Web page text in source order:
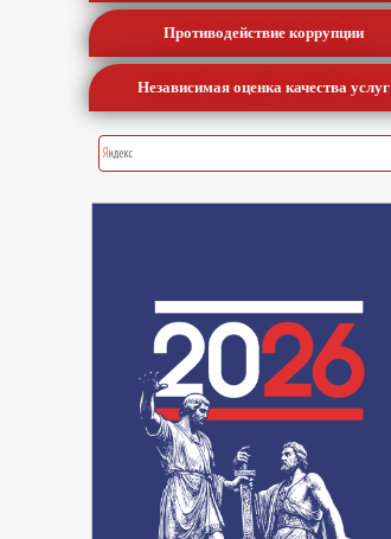
Противодействие коррупции
Независимая оценка качества услуг